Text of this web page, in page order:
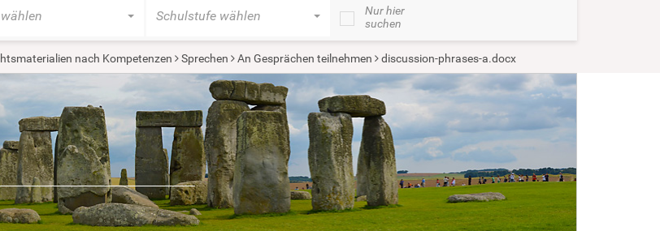
Schulstufe wählen
Nur hier
suchen
nach Kompetenzen Sprechen An Gesprächen teilnehmen discussion-phrases-a.docx